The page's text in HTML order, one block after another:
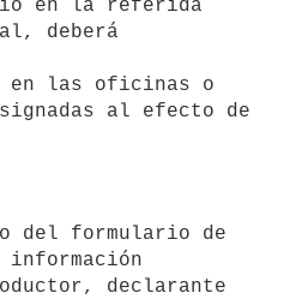
en la referida
deberá
en las oficinas o
al efecto de
información
declarante